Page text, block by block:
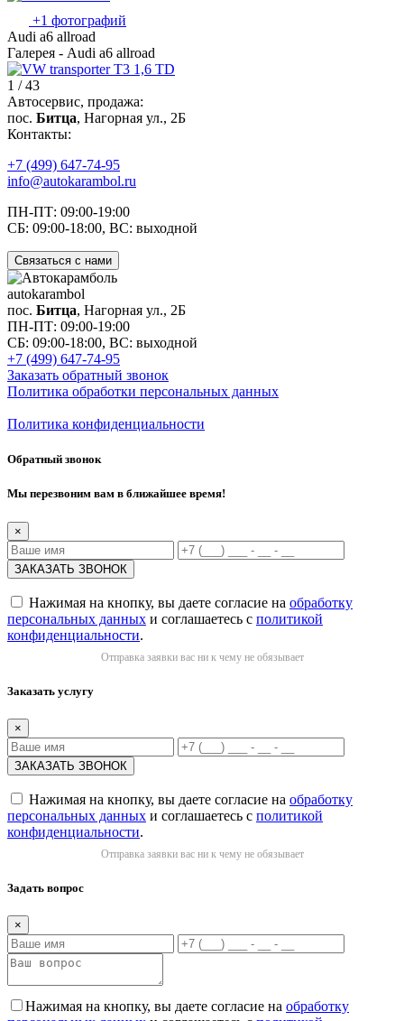
+1 фотографий
Audi a6 allroad
Галерея - Audi a6 allroad
1 / 43
Автосервис, продажа:
пос. Битца, Нагорная ул., 2Б
Контакты:
+7 (499) 647-74-95
info@autokarambol.ru
ПН-ПТ: 09:00-19:00
СБ: 09:00-18:00, ВС: выходной
Связаться с нами
autokarambol
пос. Битца, Нагорная ул., 2Б
ПН-ПТ: 09:00-19:00
СБ: 09:00-18:00, ВС: выходной
+7 (499) 647-74-95
Заказать обратный звонок
Политика обработки персональных данных
Политика конфиденциальности
Обратный звонок
Мы перезвоним вам в ближайшее время!
×
Нажимая на кнопку, вы даете согласие на обработку
персональных данных и соглашаетесь с политикой
конфиденциальности.
Отправка заявки вас ни к чему не обязывает
Заказать услугу
×
Нажимая на кнопку, вы даете согласие на обработку
персональных данных и соглашаетесь с политикой
конфиденциальности.
Отправка заявки вас ни к чему не обязывает
Задать вопрос
×
Нажимая на кнопку, вы даете согласие на обработку